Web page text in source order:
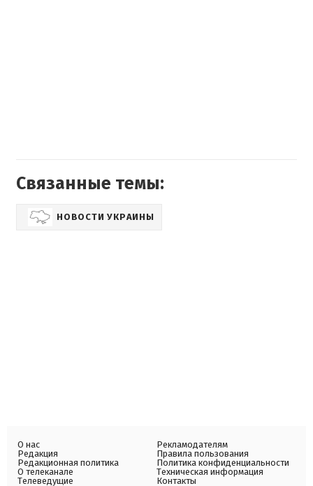
Связанные темы:
НОВОСТИ УКРАИНЫ
О нас
Редакция
Редакционная политика
О телеканале
Телеведущие
Рекламодателям
Правила пользования
Политика конфиденциальности
Техническая информация
Контакты